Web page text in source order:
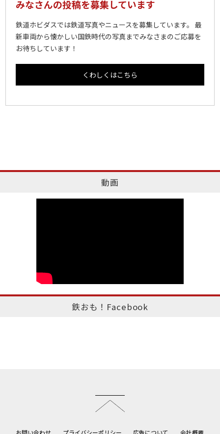
みなさんの投稿を募集しています
鉄道ホビダスでは鉄道写真やニュースを募集しています。 最
新車両から懐かしい国鉄時代の写真までみなさまのご応募を
お待ちしています！
くわしくはこちら
動画
鉄おも！Facebook
お問い合わせ プライバシーポリシー 広告について 会社概要